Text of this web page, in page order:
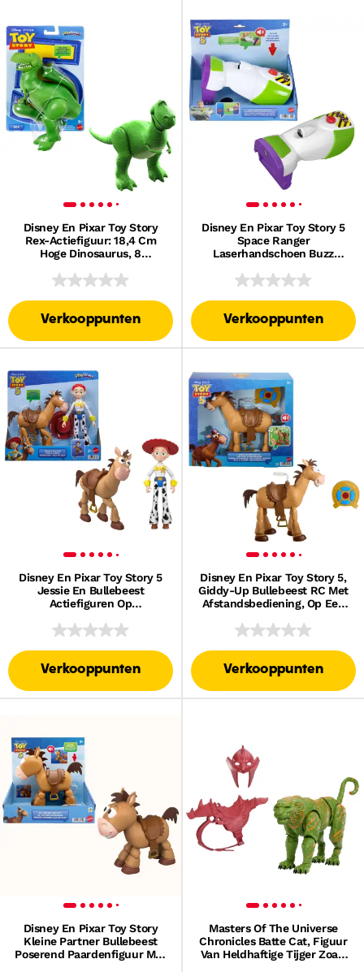
Disney En Pixar Toy Story
Rex-Actiefiguur: 18,4 Cm
Hoge Dinosaurus, 8
Schaal
Verkooppunten
Disney En Pixar Toy Story 5
Space Ranger
Laserhandschoen Buzz
Met Meer Dan 35 Licht- En
Verkooppunten
Disney En Pixar Toy Story 5
Jessie En Bullebeest
Actiefiguren Op
Van 2
Verkooppunten
Disney En Pixar Toy Story 5,
Giddy-Up Bullebeest RC Met
Afstandsbediening, Op Een
Geluiden
Verkooppunten
Disney En Pixar Toy Story
Kleine Partner Bullebeest
Poserend Paardenfiguur Met
Masters Of The Universe
Chronicles Batte Cat, Figuur
Van Heldhaftige Tijger Zoals